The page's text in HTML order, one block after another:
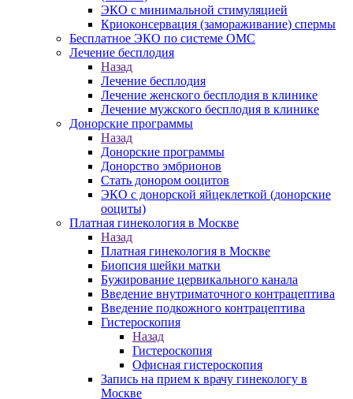
ЭКО с минимальной стимуляцией
Криоконсервация (замораживание) спермы
Бесплатное ЭКО по системе ОМС
Лечение бесплодия
Назад
Лечение бесплодия
Лечение женского бесплодия в клинике
Лечение мужского бесплодия в клинике
Донорские программы
Назад
Донорские программы
Донорство эмбрионов
Стать донором ооцитов
ЭКО с донорской яйцеклеткой (донорские
ооциты)
Платная гинекология в Москве
Назад
Платная гинекология в Москве
Биопсия шейки матки
Бужирование цервикального канала
Введение внутриматочного контрацептива
Введение подкожного контрацептива
Гистероскопия
Назад
Гистероскопия
Офисная гистероскопия
Запись на прием к врачу гинекологу в
Москве